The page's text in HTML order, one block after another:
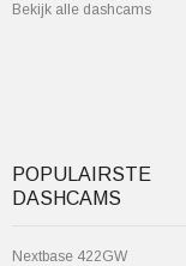
Bekijk alle dashcams
POPULAIRSTE
DASHCAMS
Nextbase 422GW